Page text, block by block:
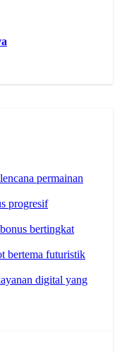
permainan
progresif
bertingkat
bertema futuristik
digital yang